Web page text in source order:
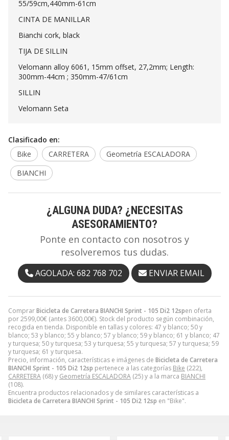
ComprarBicicleta de Carretera BIANCHI Sprint - 105 Di2 12spen oferta
por2599,00€ (antes3600,00€). Stock del producto según combinación,
recogida en tienda. Disponible en tallas y colores: 47 y blanco; 50 y
blanco; 53 y blanco; 55 y blanco; 57 y blanco; 59 y blanco; 61 y blanco; 47
y turquesa; 50 y turquesa; 53 y turquesa; 55 y turquesa; 57 y turquesa; 59
y turquesa; 61 y turquesa.
Precio, información, características e imágenes de Bicicleta de Carretera
BIANCHI Sprint - 105 Di2 12sp pertenece a las categorías Bike (222),
CARRETERA (68) y Geometría ESCALADORA (25) y a la marca BIANCHI
(108).
Encuentra productos relacionados y de similares características a
Bicicleta de Carretera BIANCHI Sprint - 105 Di2 12sp en "Bike".
55/59cm,440mm-61cm
CINTA DE MANILLAR
Bianchi cork, black
TIJA DE SILLIN
Velomann alloy 6061, 15mm offset, 27,2mm; Length:
300mm-44cm ; 350mm-47/61cm
SILLIN
Velomann Seta
Clasificado en:
Bike
CARRETERA
Geometría ESCALADORA
BIANCHI
¿ALGUNA DUDA? ¿NECESITAS
ASESORAMIENTO?
Ponte en contacto con nosotros y
resolveremos tus dudas.
AGOLADA: 682 768 702 ENVIAR EMAIL